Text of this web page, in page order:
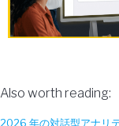
Also worth reading:
2026 年の対話型アナリ